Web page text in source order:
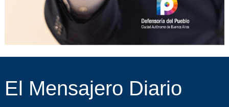
El Mensajero Diario